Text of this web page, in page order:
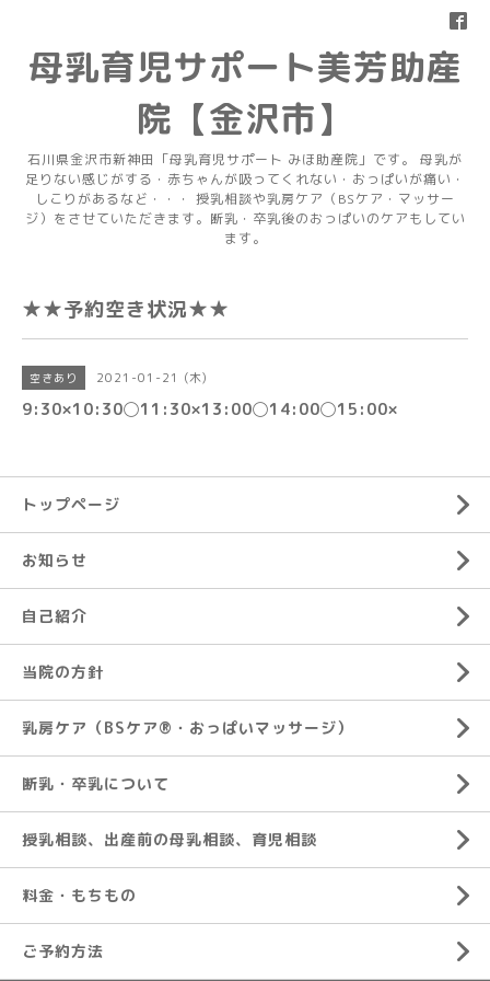
母乳育児サポート美芳助産
院【金沢市】
石川県金沢市新神田「母乳育児サポート みほ助産院」です。 母乳が
足りない感じがする・赤ちゃんが吸ってくれない・おっぱいが痛い・
しこりがあるなど・・・ 授乳相談や乳房ケア（BSケア・マッサー
ジ）をさせていただきます。断乳・卒乳後のおっぱいのケアもしてい
ます。
★★予約空き状況★★
空きあり 2021-01-21 (木)
9:30×10:30◯11:30×13:00◯14:00◯15:00×
トップページ
お知らせ
自己紹介
当院の方針
乳房ケア（BSケア®︎・おっぱいマッサージ）
断乳・卒乳について
授乳相談、出産前の母乳相談、育児相談
料金・もちもの
ご予約方法